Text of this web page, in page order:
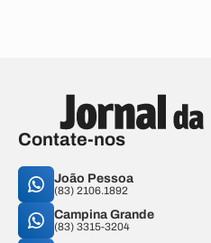
Contate-nos
João Pessoa
(83) 2106.1892
Campina Grande
(83) 3315-3204